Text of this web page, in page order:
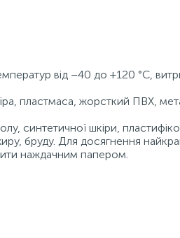
від –40 до +120 °C,
пластмаса, жорсткий ПВХ,
синтетичної шкіри,
бруду. Для досягнення
наждачним папером.